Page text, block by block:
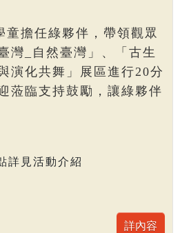
童擔任綠夥伴，帶領觀眾
灣_自然臺灣」、「古生
演化共舞」展區進行20分
蒞臨支持鼓勵，讓綠夥伴
詳見活動介紹